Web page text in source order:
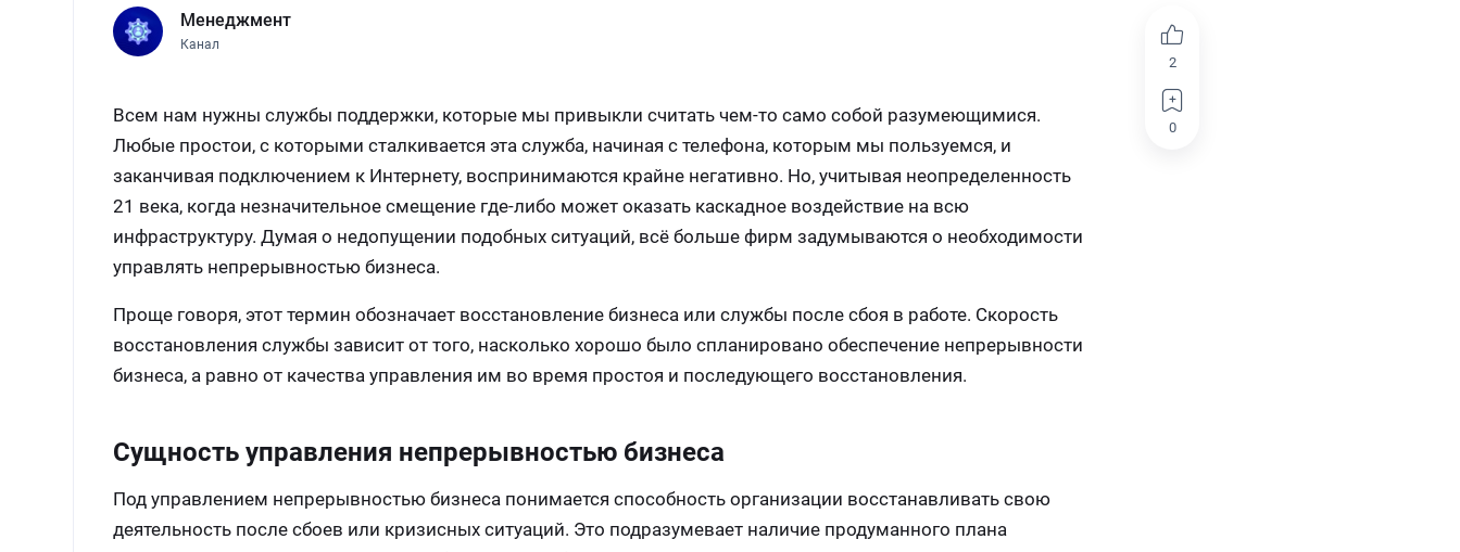
Менеджмент
Канал
Всем нам нужны службы поддержки, которые мы привыкли считать чем-то само собой разумеющимися.
Любые простои, с которыми сталкивается эта служба, начиная с телефона, которым мы пользуемся, и
заканчивая подключением к Интернету, воспринимаются крайне негативно. Но, учитывая неопределенность
21 века, когда незначительное смещение где-либо может оказать каскадное воздействие на всю
инфраструктуру. Думая о недопущении подобных ситуаций, всё больше фирм задумываются о необходимости
управлять непрерывностью бизнеса.
Проще говоря, этот термин обозначает восстановление бизнеса или службы после сбоя в работе. Скорость
восстановления службы зависит от того, насколько хорошо было спланировано обеспечение непрерывности
бизнеса, а равно от качества управления им во время простоя и последующего восстановления.
Сущность управления непрерывностью бизнеса
Под управлением непрерывностью бизнеса понимается способность организации восстанавливать свою
деятельность после сбоев или кризисных ситуаций. Это подразумевает наличие продуманного плана
2
0